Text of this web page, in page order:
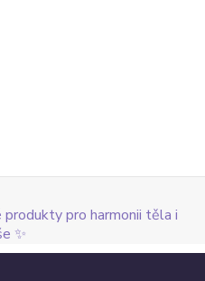
pro harmonii těla i
✨